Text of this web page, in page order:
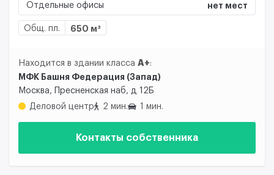
Отдельные офисы
нет мест
Общ. пл. 650 м²
Находится в здании класса A+:
МФК Башня Федерация (Запад)
Москва, Пресненская наб, д 12Б
Деловой центр
2 мин. 1 мин.
Контакты собственника